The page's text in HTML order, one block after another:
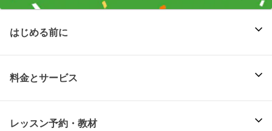
はじめる前に
料金とサービス
レッスン予約・教材